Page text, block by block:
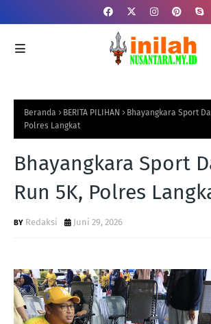
Beranda BERITA PILIHAN
Bhayangkara Sport
Polres Langkat
Bhayangkara Sport
Run 5K, Polres
Redaksi Juni 29, 2026